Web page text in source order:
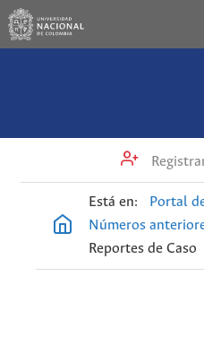
Está en: Portal
Números
Reportes de Caso